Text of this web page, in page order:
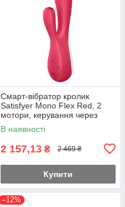
Смарт-вібратор кролик
Satisfyer Mono Flex Red, 2
мотори, керування через
інтернет Feromon
В наявності
2 157,13 ₴ 2 469 ₴
Купити
–12%